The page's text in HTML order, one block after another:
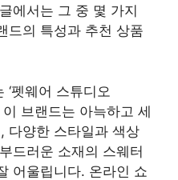
에서는 그 중 몇 가지
드의 특성과 추천 상품
펫웨어 스튜디오
브랜드는 아늑하고 세
다양한 스타일과 색상
드러운 소재의 스웨터
어울립니다. 온라인 쇼